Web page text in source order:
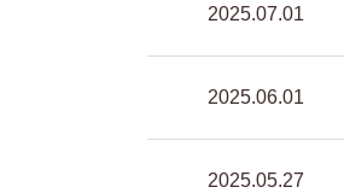
2025.07.01
2025.06.01
2025.05.27